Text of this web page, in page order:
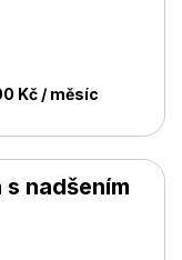
Kč / měsíc
nadšením